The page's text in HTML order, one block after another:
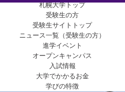
札幌大学トップ
受験生の方
受験生サイトトップ
ニュース一覧（受験生の方）
進学イベント
オープンキャンパス
入試情報
大学でかかるお金
学びの特徴